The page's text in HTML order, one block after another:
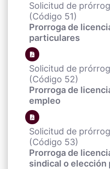
Solicitud de
(Código 51)
Prorroga de
particulares
Solicitud de
(Código 52)
Prorroga de
empleo
Solicitud de
(Código 53)
Prorroga de
sindical o elección